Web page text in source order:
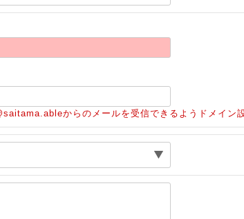
からのメールを受信できるようドメイン